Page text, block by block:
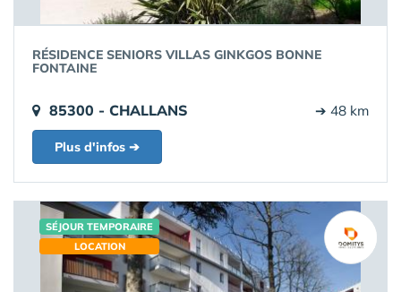
RÉSIDENCE SENIORS VILLAS GINKGOS BONNE
FONTAINE
85300 - CHALLANS ➔ 48 km
Plus d'infos ➔
SÉJOUR TEMPORAIRE
LOCATION